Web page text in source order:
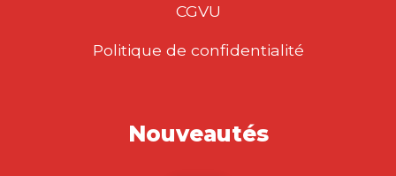
CGVU
Politique de confidentialité
Nouveautés